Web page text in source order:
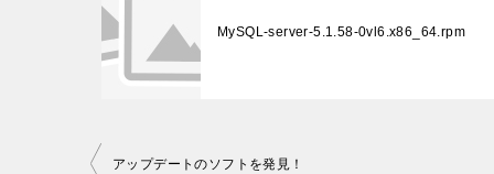
MySQL-server-5.1.58-0vl6.x86_64.rpm
投
アップデートのソフトを発見！